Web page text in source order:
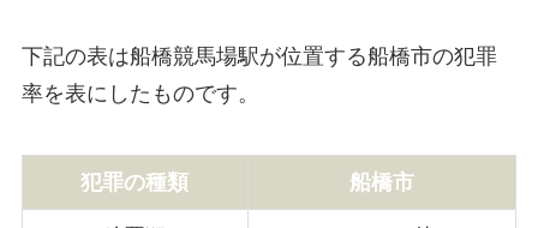
下記の表は船橋競馬場駅が位置する船橋市の犯罪
率を表にしたものです。
犯罪の種類 船橋市